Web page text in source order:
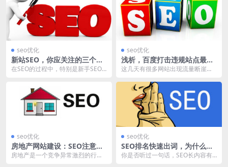
seo优化
新站SEO，你应关注的三个基
础细节
在SEO的过程中，特别是新手SEO
seo优化
浅析，百度打击违规站点最新
消息！
这几天有很多网站出现流量断崖下
思考百度是否又再次...
seo优化
房地产网站建设：SEO注意事
项！
房地产是一个竞争异常激烈的行
seo优化
SEO排名快速出词，为什么要
丰富辅主题？
你是否听过一句话，SEO长内容有